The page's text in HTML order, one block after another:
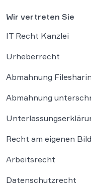
Wir vertreten Sie
IT Recht Kanzlei
Urheberrecht
Abmahnung
Abmahnung
Recht am eigenen Bild
Arbeitsrecht
Datenschutzrecht